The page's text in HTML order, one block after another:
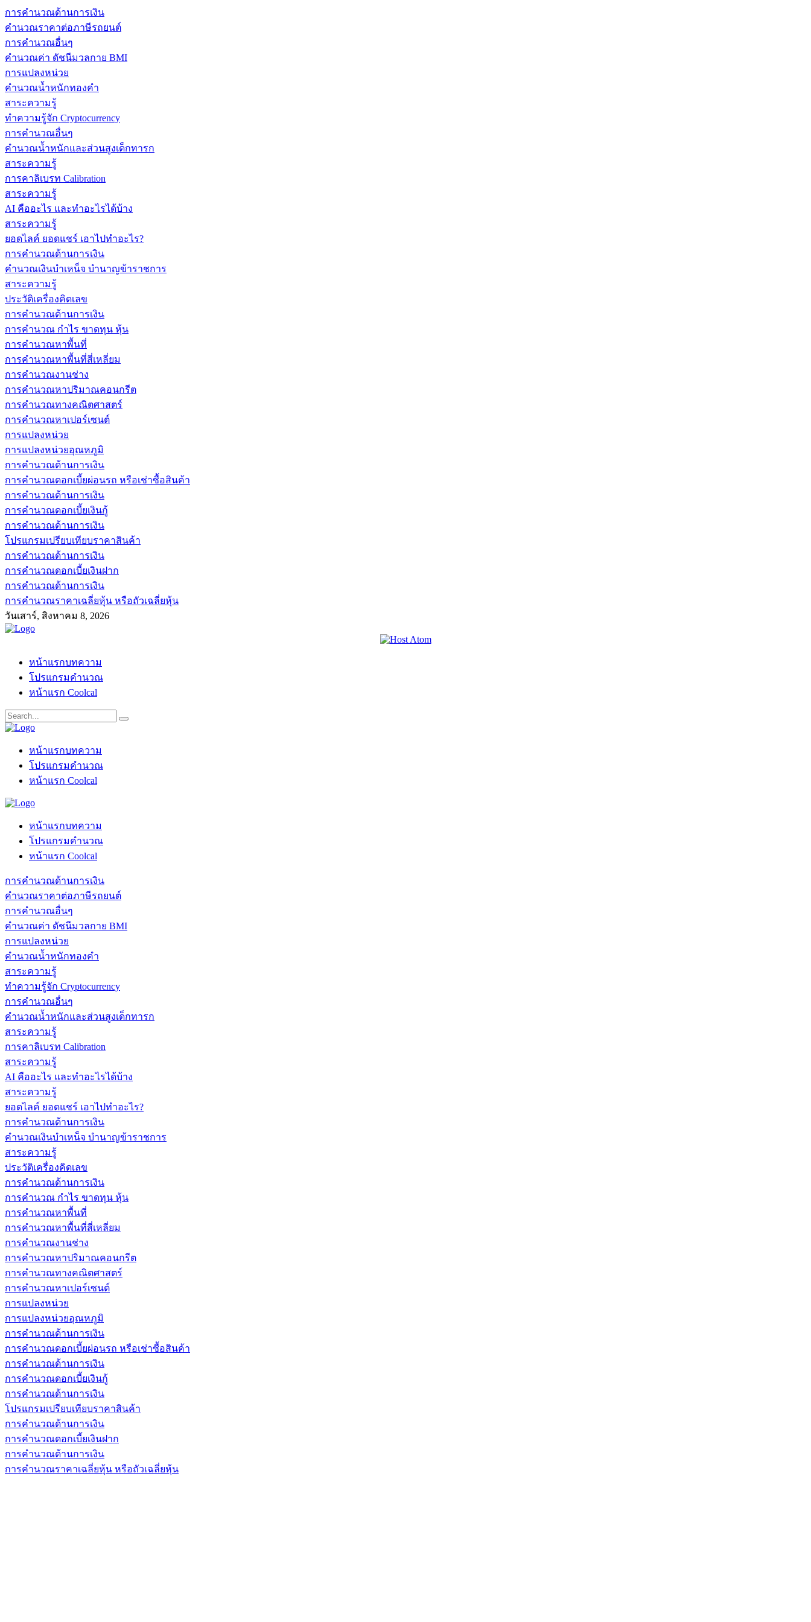
การคำนวณด้านการเงิน
คำนวณราคาต่อภาษีรถยนต์
การคำนวณอื่นๆ
คำนวณค่า ดัชนีมวลกาย BMI
การแปลงหน่วย
คำนวณน้ำหนักทองคำ
สาระความรู้
ทำความรู้จัก Cryptocurrency
การคำนวณอื่นๆ
คำนวณน้ำหนักและส่วนสูงเด็กทารก
สาระความรู้
การคาลิเบรท Calibration
สาระความรู้
AI คืออะไร และทำอะไรได้บ้าง
สาระความรู้
ยอดไลค์ ยอดแชร์ เอาไปทำอะไร?
การคำนวณด้านการเงิน
คำนวณเงินบำเหน็จ บำนาญข้าราชการ
สาระความรู้
ประวัติเครื่องคิดเลข
การคำนวณด้านการเงิน
การคำนวณ กำไร ขาดทุน หุ้น
การคำนวณหาพื้นที่
การคำนวณหาพื้นที่สี่เหลี่ยม
การคำนวณงานช่าง
การคำนวณหาปริมาณคอนกรีต
การคำนวณทางคณิตศาสตร์
การคำนวณหาเปอร์เซนต์
การแปลงหน่วย
การแปลงหน่วยอุณหภูมิ
การคำนวณด้านการเงิน
การคำนวณดอกเบี้ยผ่อนรถ หรือเช่าซื้อสินค้า
การคำนวณด้านการเงิน
การคำนวณดอกเบี้ยเงินกู้
การคำนวณด้านการเงิน
โปรแกรมเปรียบเทียบราคาสินค้า
การคำนวณด้านการเงิน
การคำนวณดอกเบี้ยเงินฝาก
การคำนวณด้านการเงิน
การคำนวณราคาเฉลี่ยหุ้น หรือถัวเฉลี่ยหุ้น
วันเสาร์, สิงหาคม 8, 2026
หน้าแรกบทความ
โปรแกรมคำนวณ
หน้าแรก Coolcal
หน้าแรกบทความ
โปรแกรมคำนวณ
หน้าแรก Coolcal
หน้าแรกบทความ
โปรแกรมคำนวณ
หน้าแรก Coolcal
การคำนวณด้านการเงิน
คำนวณราคาต่อภาษีรถยนต์
การคำนวณอื่นๆ
คำนวณค่า ดัชนีมวลกาย BMI
การแปลงหน่วย
คำนวณน้ำหนักทองคำ
สาระความรู้
ทำความรู้จัก Cryptocurrency
การคำนวณอื่นๆ
คำนวณน้ำหนักและส่วนสูงเด็กทารก
สาระความรู้
การคาลิเบรท Calibration
สาระความรู้
AI คืออะไร และทำอะไรได้บ้าง
สาระความรู้
ยอดไลค์ ยอดแชร์ เอาไปทำอะไร?
การคำนวณด้านการเงิน
คำนวณเงินบำเหน็จ บำนาญข้าราชการ
สาระความรู้
ประวัติเครื่องคิดเลข
การคำนวณด้านการเงิน
การคำนวณ กำไร ขาดทุน หุ้น
การคำนวณหาพื้นที่
การคำนวณหาพื้นที่สี่เหลี่ยม
การคำนวณงานช่าง
การคำนวณหาปริมาณคอนกรีต
การคำนวณทางคณิตศาสตร์
การคำนวณหาเปอร์เซนต์
การแปลงหน่วย
การแปลงหน่วยอุณหภูมิ
การคำนวณด้านการเงิน
การคำนวณดอกเบี้ยผ่อนรถ หรือเช่าซื้อสินค้า
การคำนวณด้านการเงิน
การคำนวณดอกเบี้ยเงินกู้
การคำนวณด้านการเงิน
โปรแกรมเปรียบเทียบราคาสินค้า
การคำนวณด้านการเงิน
การคำนวณดอกเบี้ยเงินฝาก
การคำนวณด้านการเงิน
การคำนวณราคาเฉลี่ยหุ้น หรือถัวเฉลี่ยหุ้น